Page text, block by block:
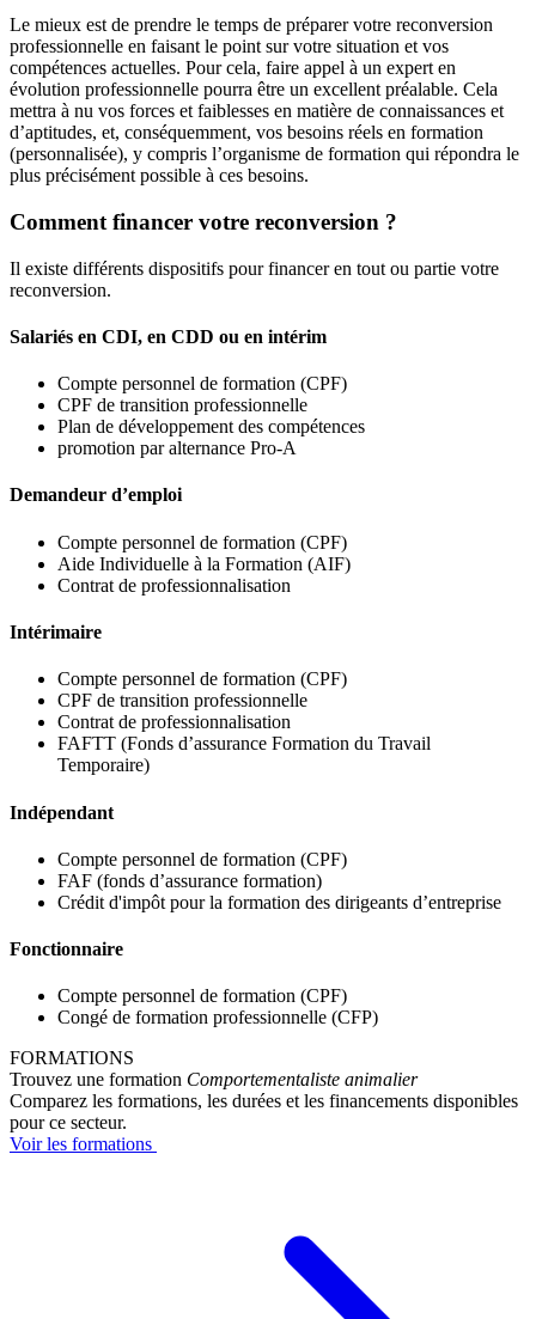
Le mieux est de prendre le temps de préparer votre reconversion
professionnelle en faisant le point sur votre situation et vos
compétences actuelles. Pour cela, faire appel à un expert en
évolution professionnelle pourra être un excellent préalable. Cela
mettra à nu vos forces et faiblesses en matière de connaissances et
d’aptitudes, et, conséquemment, vos besoins réels en formation
(personnalisée), y compris l’organisme de formation qui répondra le
plus précisément possible à ces besoins.
Comment financer votre reconversion ?
Il existe différents dispositifs pour financer en tout ou partie votre
reconversion.
Salariés en CDI, en CDD ou en intérim
Compte personnel de formation (CPF)
CPF de transition professionnelle
Plan de développement des compétences
promotion par alternance Pro-A
Demandeur d’emploi
Compte personnel de formation (CPF)
Aide Individuelle à la Formation (AIF)
Contrat de professionnalisation
Intérimaire
Compte personnel de formation (CPF)
CPF de transition professionnelle
Contrat de professionnalisation
FAFTT (Fonds d’assurance Formation du Travail
Temporaire)
Indépendant
Compte personnel de formation (CPF)
FAF (fonds d’assurance formation)
Crédit d'impôt pour la formation des dirigeants d’entreprise
Fonctionnaire
Compte personnel de formation (CPF)
Congé de formation professionnelle (CFP)
FORMATIONS
Trouvez une formation Comportementaliste animalier
Comparez les formations, les durées et les financements disponibles
pour ce secteur.
Voir les formations